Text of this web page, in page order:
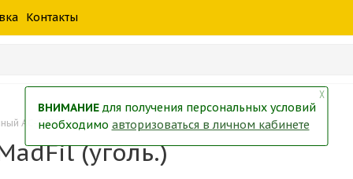
Контакты
AC-207С MadFil (уголь.)
(уголь.)
╳
ВНИМАНИЕдля получения персональных условий
необходимо авторизоваться в личном кабинете